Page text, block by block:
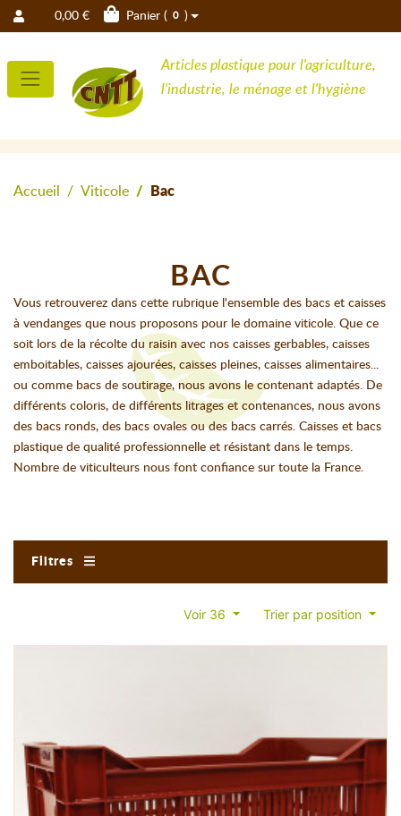
0,00 € Panier ( 0 )
Articles plastique pour l'agriculture,
l'industrie, le ménage et l'hygiène
Accueil Viticole Bac
BAC
Vous retrouverez dans cette rubrique l'ensemble des bacs et caisses
à vendanges que nous proposons pour le domaine viticole. Que ce
soit lors de la récolte du raisin avec nos caisses gerbables, caisses
emboitables, caisses ajourées, caisses pleines, caisses alimentaires...
ou comme bacs de soutirage, nous avons le contenant adaptés. De
différents coloris, de différents litrages et contenances, nous avons
des bacs ronds, des bacs ovales ou des bacs carrés. Caisses et bacs
plastique de qualité professionnelle et résistant dans le temps.
Nombre de viticulteurs nous font confiance sur toute la France.
Filtres
Voir 36 Trier par position